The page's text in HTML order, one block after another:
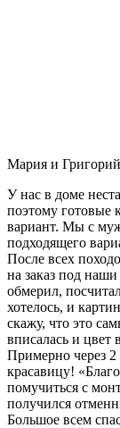
Мария и
У нас в доме
поэтому готовые
вариант. Мы с
подходящего
После всех
на заказ под
обмерил,
хотелось, и
скажу, что это
вписалась и цвет
Примерно через
красавицу!
помучиться с
получился
Большое всем